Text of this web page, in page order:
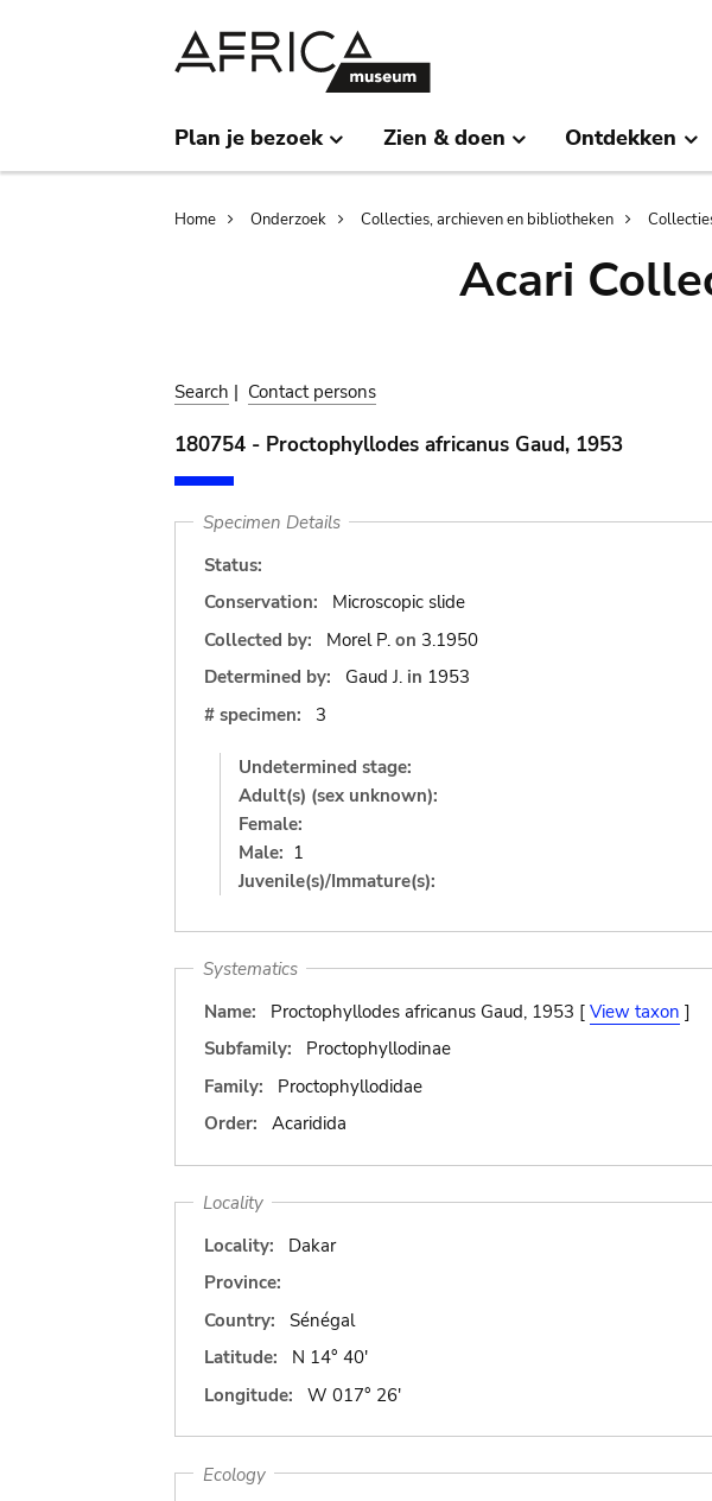
Plan je bezoek Zien & doen Ontdekken
Breadcrumb
Home Onderzoek Collecties, archieven en bibliotheken
Acari
Search | Contact persons
180754 - Proctophyllodes africanus Gaud, 1953
Specimen Details
Status:
Conservation:
Microscopic slide
Collected by:
Morel P. on 3.1950
Determined by:
Gaud J. in 1953
# specimen:
3
Undetermined stage:
Adult(s) (sex unknown):
Female:
Male: 1
Juvenile(s)/Immature(s):
Systematics
Name:
Proctophyllodes africanus Gaud, 1953 [ View taxon ]
Subfamily:
Proctophyllodinae
Family:
Proctophyllodidae
Order:
Acaridida
Locality
Locality:
Dakar
Province:
Country:
Sénégal
Latitude:
N 14° 40'
Longitude:
W 017° 26'
Ecology